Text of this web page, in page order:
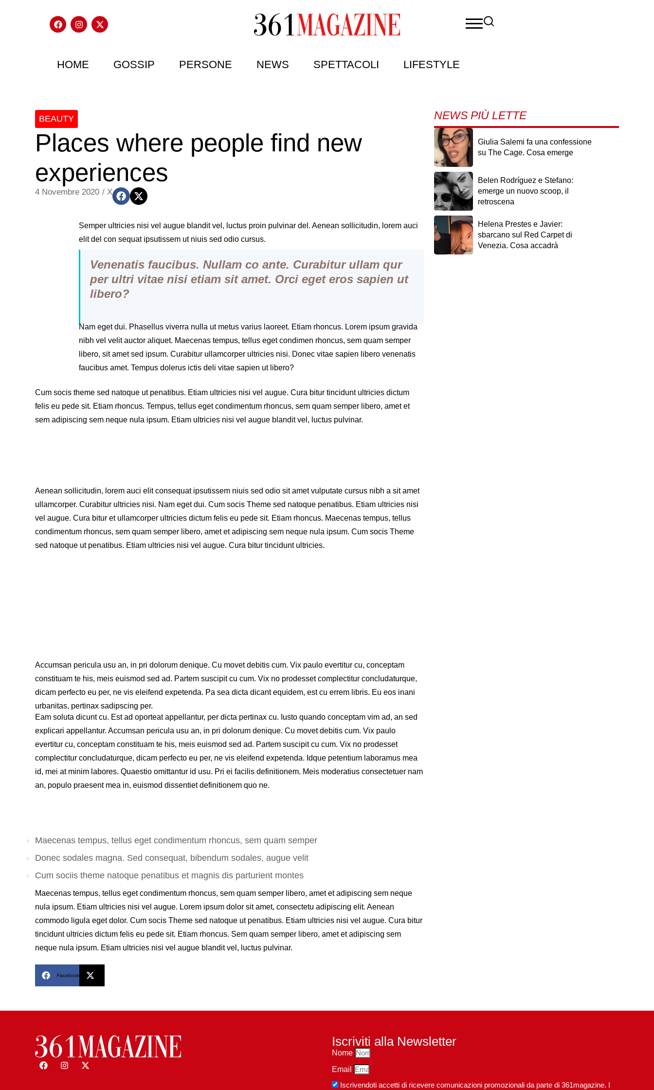
HOME GOSSIP PERSONE NEWS SPETTACOLI LIFESTYLE
BEAUTY
Places where people find new
experiences
4 Novembre 2020 / X
Semper ultricies nisi vel augue blandit vel, luctus proin pulvinar del. Aenean sollicitudin, lorem auci
elit del con sequat ipsutissem ut niuis sed odio cursus.
Venenatis faucibus. Nullam co ante. Curabiturullam qur
per ultri vitae nisi etiam sit amet. Orci eget eros sapien ut
libero?
Nam eget dui. Phasellus viverra nulla ut metus varius laoreet. Etiam rhoncus. Lorem ipsum gravida
nibh vel velit auctor aliquet. Maecenas tempus, tellus eget condimen rhoncus, sem quam semper
libero, sit amet sed ipsum. Curabitur ullamcorper ultricies nisi. Donec vitae sapien libero venenatis
faucibus amet. Tempus dolerus ictis deli vitae sapien ut libero?
Cum socis theme sed natoque ut penatibus. Etiam ultricies nisi vel augue. Cura bitur tincidunt ultricies dictum
felis eu pede sit. Etiam rhoncus. Tempus, tellus eget condimentum rhoncus, sem quam semper libero, amet et
sem adipiscing sem neque nula ipsum. Etiam ultricies nisi vel augue blandit vel, luctus pulvinar.
Aenean sollicitudin, lorem auci elit consequat ipsutissem niuis sed odio sit amet vulputate cursus nibh a sit amet
ullamcorper. Curabitur ultricies nisi. Nam eget dui. Cum socis Theme sed natoque penatibus. Etiam ultricies nisi
vel augue. Cura bitur et ullamcorper ultricies dictum felis eu pede sit. Etiam rhoncus. Maecenas tempus, tellus
condimentum rhoncus, sem quam semper libero, amet et adipiscing sem neque nula ipsum. Cum socis Theme
sed natoque ut penatibus. Etiam ultricies nisi vel augue. Cura bitur tincidunt ultricies.
Accumsan pericula usu an, in pri dolorum denique. Cu movet debitis cum. Vix paulo evertitur cu, conceptam
constituam te his, meis euismod sed ad. Partem suscipit cu cum. Vix no prodesset complectitur concludaturque,
dicam perfecto eu per, ne vis eleifend expetenda. Pa sea dicta dicant equidem, est cu errem libris. Eu eos inani
urbanitas, pertinax sadipscing per.
Eam soluta dicunt cu. Est ad oporteat appellantur, per dicta pertinax cu. Iusto quando conceptam vim ad, an sed
explicari appellantur. Accumsan pericula usu an, in pri dolorum denique. Cu movet debitis cum. Vix paulo
evertitur cu, conceptam constituam te his, meis euismod sed ad. Partem suscipit cu cum. Vix no prodesset
complectitur concludaturque, dicam perfecto eu per, ne vis eleifend expetenda. Idque petentium laboramus mea
id, mei at minim labores. Quaestio omittantur id usu. Pri ei facilis definitionem. Meis moderatius consectetuer nam
an, populo praesent mea in, euismod dissentiet definitionem quo ne.
Maecenas tempus, tellus eget condimentum rhoncus, sem quam semper
Donec sodales magna. Sed consequat, bibendum sodales, augue velit
Cum sociis theme natoque penatibus et magnis dis parturient montes
Maecenas tempus, tellus eget condimentum rhoncus, sem quam semper libero, amet et adipiscing sem neque
nula ipsum. Etiam ultricies nisi vel augue. Lorem ipsum dolor sit amet, consectetu adipiscing elit. Aenean
commodo ligula eget dolor. Cum socis Theme sed natoque ut penatibus. Etiam ultricies nisi vel augue. Cura bitur
tincidunt ultricies dictum felis eu pede sit. Etiam rhoncus. Sem quam semper libero, amet et adipiscing sem
neque nula ipsum. Etiam ultricies nisi vel augue blandit vel, luctus pulvinar.
Facebook
NEWS PIÙ LETTE
Giulia Salemi fa una confessione
su The Cage. Cosa emerge
Belen Rodríguez e Stefano:
emerge un nuovo scoop, il
retroscena
Helena Prestes e Javier:
sbarcano sul Red Carpet di
Venezia. Cosa accadrà
Iscriviti alla Newsletter
Nome
Email
Iscrivendoti accetti di ricevere comunicazioni promozionali da parte di 361magazine. I